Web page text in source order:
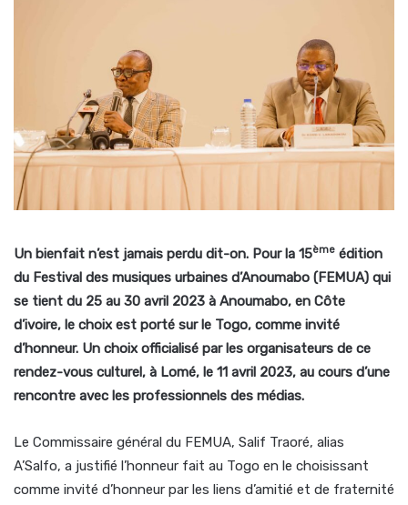
Un bienfait n’est jamais perdu dit-on. Pour la 15ème édition
du Festival des musiques urbaines d’Anoumabo (FEMUA) qui
se tient du 25 au 30 avril 2023 à Anoumabo, en Côte
d’ivoire, le choix est porté sur le Togo, comme invité
d’honneur. Un choix officialisé par les organisateurs de ce
rendez-vous culturel, à Lomé, le 11 avril 2023, au cours d’une
rencontre avec les professionnels des médias.
Le Commissaire général du FEMUA, Salif Traoré, alias
A’Salfo, a justifié l’honneur fait au Togo en le choisissant
comme invité d’honneur par les liens d’amitié et de fraternité